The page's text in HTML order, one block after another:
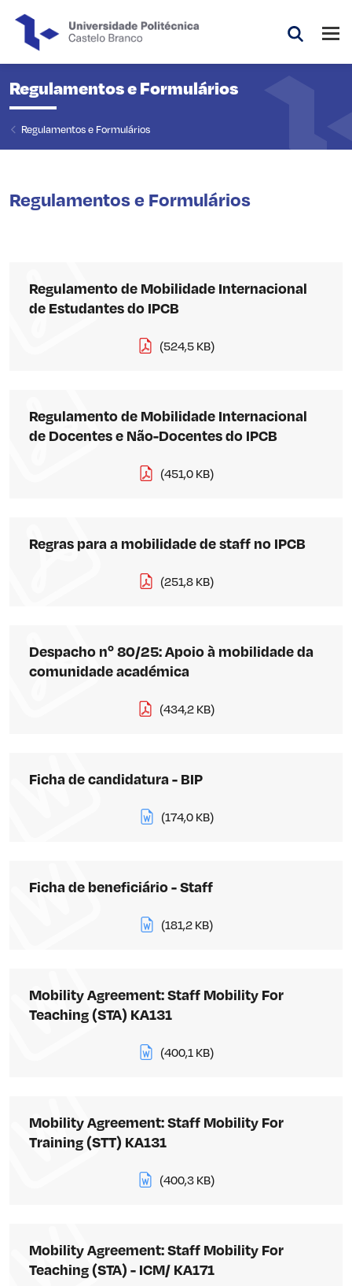
Regulamentos e Formulários
Regulamentos e Formulários
Regulamentos e Formulários
Regulamento de Mobilidade Internacional
de Estudantes do IPCB
(524,5 KB)
Regulamento de Mobilidade Internacional
de Docentes e Não-Docentes do IPCB
(451,0 KB)
Regras para a mobilidade de staff no IPCB
(251,8 KB)
Despacho nº 80/25: Apoio à mobilidade da
comunidade académica
(434,2 KB)
Ficha de candidatura - BIP
(174,0 KB)
Ficha de beneficiário - Staff
(181,2 KB)
Mobility Agreement: Staff Mobility For
Teaching (STA) KA131
(400,1 KB)
Mobility Agreement: Staff Mobility For
Training (STT) KA131
(400,3 KB)
Mobility Agreement: Staff Mobility For
Teaching (STA) - ICM/ KA171